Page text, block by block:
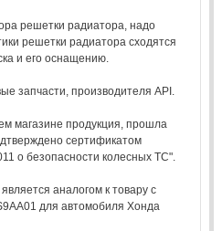
решетки радиатора, надо
решетки радиатора сходятся
и его оснащению.
запчасти, производителя API.
магазине продукция, прошла
сертификатом
о безопасности колесных ТС".
аналогом к товару с
для автомобиля Хонда